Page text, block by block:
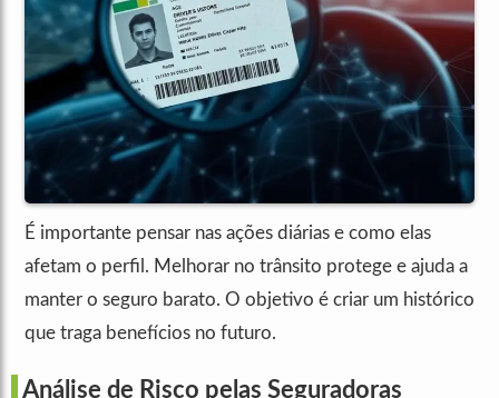
É importante pensar nas ações diárias e como elas
afetam o perfil. Melhorar no trânsito protege e ajuda a
manter o seguro barato. O objetivo é criar um histórico
que traga benefícios no futuro.
Análise de Risco pelas Seguradoras